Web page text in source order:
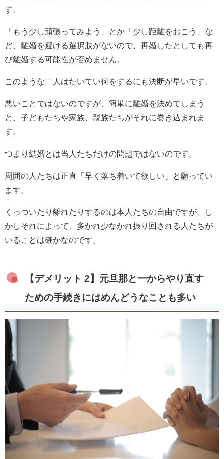
す。
「もう少し頑張ってみよう」とか「少し距離をおこう」な
ど、離婚を避ける選択肢がないので、再婚したとしても再
び離婚する可能性が否めません。
このような二人はたいてい何をするにも決断が早いです。
悪いことではないのですが、簡単に離婚を決めてしまう
と、子どもたちや家族、親族たちがそれに巻き込まれま
す。
つまり結婚とは当人たちだけの問題ではないのです。
周囲の人たちは正直「早く落ち着いて欲しい」と願ってい
ます。
くっついたり離れたりするのは本人たちの自由ですが、し
かしそれによって、多かれ少なかれ振り回される人たちが
いることは確かなのです。
【デメリット 2】元旦那と一からやり直す
ための手続きにはめんどうなことも多い